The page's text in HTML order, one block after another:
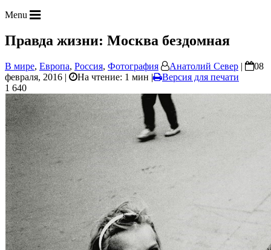
Menu
Правда жизни: Москва бездомная
В мире, Европа, Россия, Фотография Анатолий Север |
08
февраля, 2016 |
На чтение: 1 мин |
Версия для печати
1 640